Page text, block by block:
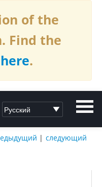
of the
Find the
here.
следующий
|